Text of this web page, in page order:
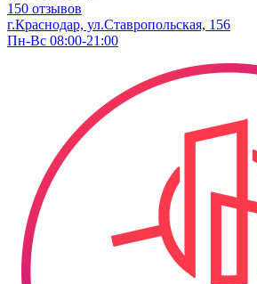
150 отзывов
г.Краснодар, ул.Ставропольская, 156
Пн-Вс 08:00-21:00